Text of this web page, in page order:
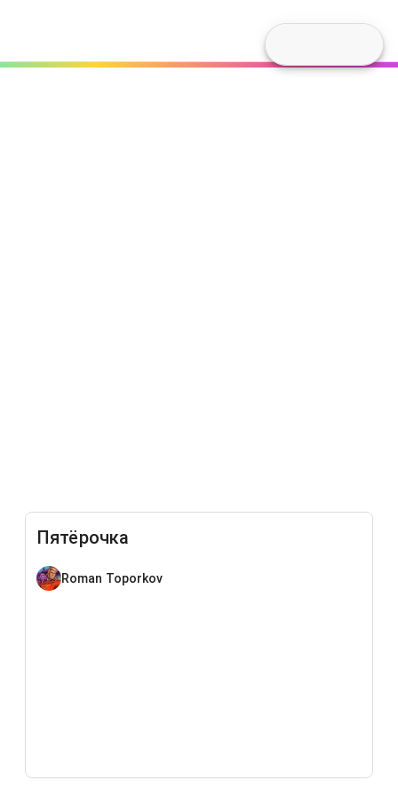
Пятёрочка
Roman Toporkov